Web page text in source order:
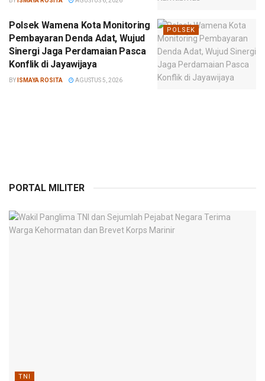
POLSEK
Polsek Wamena Kota Monitoring
Pembayaran Denda Adat, Wujud
Sinergi Jaga Perdamaian Pasca
Konflik di Jayawijaya
BY ISMAYA ROSITA AGUSTUS 5, 2026
PORTAL MILITER
TNI